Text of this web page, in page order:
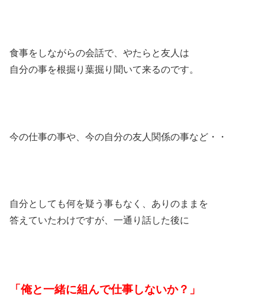
食事をしながらの会話で、やたらと友人は
自分の事を根掘り葉掘り聞いて来るのです。
今の仕事の事や、今の自分の友人関係の事など・・
自分としても何を疑う事もなく、ありのままを
答えていたわけですが、一通り話した後に
「俺と一緒に組んで仕事しないか？」